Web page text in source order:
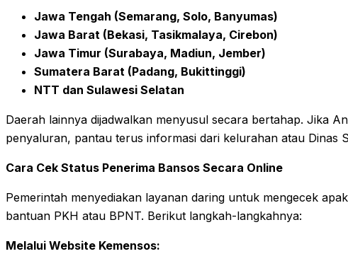
Jawa Tengah (Semarang, Solo, Banyumas)
Jawa Barat (Bekasi, Tasikmalaya, Cirebon)
Jawa Timur (Surabaya, Madiun, Jember)
Sumatera Barat (Padang, Bukittinggi)
NTT dan Sulawesi Selatan
Daerah lainnya dijadwalkan menyusul secara bertahap. Jika
penyaluran, pantau terus informasi dari kelurahan atau Dinas
Cara Cek Status Penerima Bansos Secara Online
Pemerintah menyediakan layanan daring untuk mengecek
bantuan PKH atau BPNT. Berikut langkah-langkahnya:
Melalui Website Kemensos: